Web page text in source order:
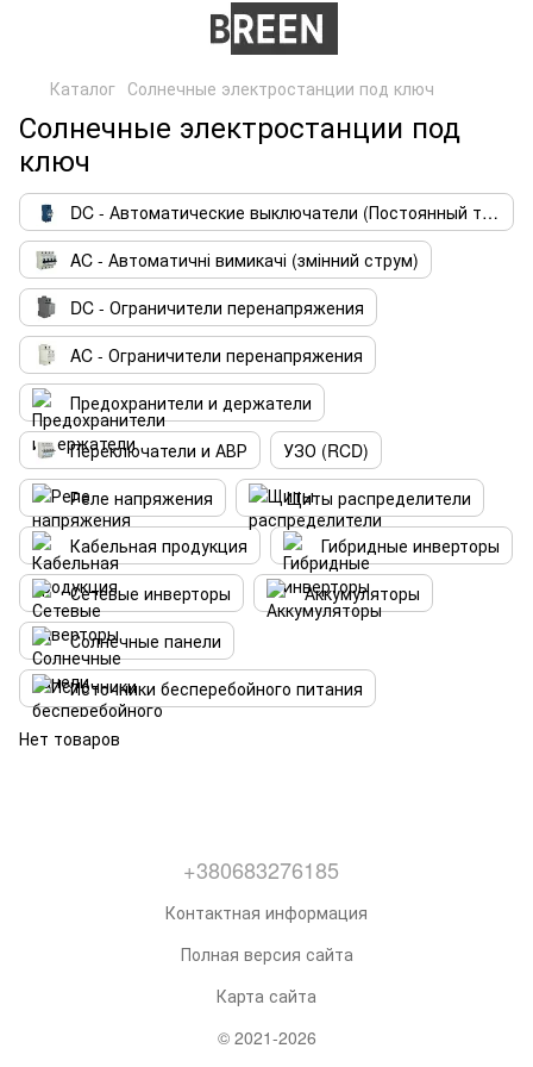
Каталог Солнечные электростанции под ключ
Солнечные электростанции под
ключ
DC - Автоматические выключатели (Постоянный ток)
AC - Автоматичні вимикачі (змінний струм)
DC - Ограничители перенапряжения
AC - Ограничители перенапряжения
Предохранители и держатели
Переключатели и АВР
УЗО (RCD)
Реле напряжения
Щиты распределители
Кабельная продукция
Гибридные инверторы
Сетевые инверторы
Аккумуляторы
Солнечные панели
Источники бесперебойного питания
Нет товаров
+380683276185
Контактная информация
Полная версия сайта
Карта сайта
© 2021-2026